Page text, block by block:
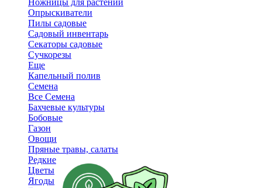
Ножницы для растений
Опрыскиватели
Пилы садовые
Садовый инвентарь
Секаторы садовые
Сучкорезы
Еще
Капельный полив
Семена
Все Семена
Бахчевые культуры
Бобовые
Газон
Овощи
Пряные травы, салаты
Редкие
Цветы
Ягоды